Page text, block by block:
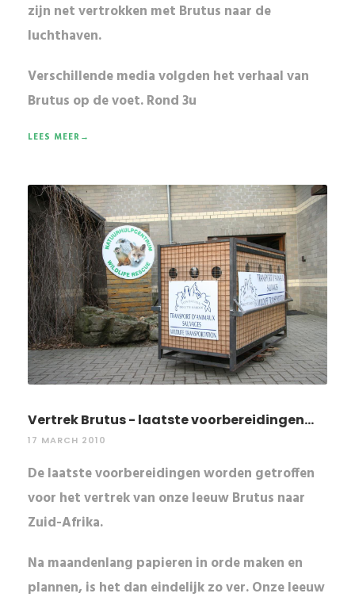
zijn net vertrokken met Brutus naar de
luchthaven.
Verschillende media volgden het verhaal van
Brutus op de voet.Rond 3u
LEES MEER→
Vertrek Brutus - laatste voorbereidingen...
17 MARCH 2010
De laatste voorbereidingen worden getroffen
voor het vertrek van onze leeuw Brutus naar
Zuid-Afrika.
Na maandenlang papieren in orde maken en
plannen, is het dan eindelijk zo ver. Onzeleeuw